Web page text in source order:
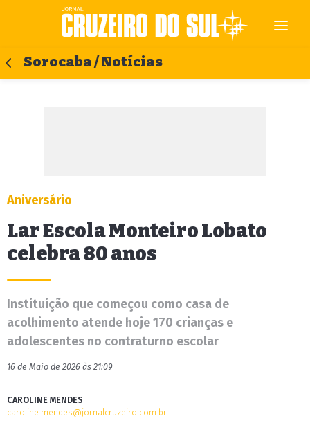
Sorocaba / Notícias
Aniversário
Lar Escola Monteiro Lobato
celebra 80 anos
Instituição que começou como casa de
acolhimento atende hoje 170 crianças e
adolescentes no contraturno escolar
16 de Maio de 2026 às 21:09
CAROLINE MENDES
caroline.mendes@jornalcruzeiro.com.br